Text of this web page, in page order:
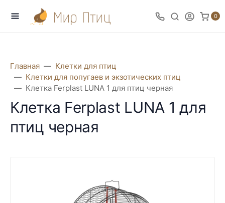
0
Главная
Клетки для птиц
Клетки для попугаев и экзотических птиц
Клетка Ferplast LUNA 1 для птиц черная
Клетка Ferplast LUNA 1 для
птиц черная